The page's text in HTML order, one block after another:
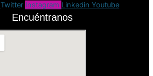
Twitter Instagram Linkedin Youtube
Encuéntranos